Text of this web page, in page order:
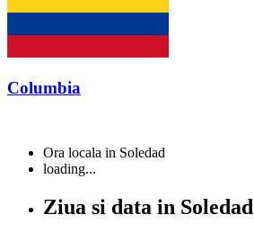
Columbia
Ora locala in Soledad
loading...
Ziua si data in Soledad